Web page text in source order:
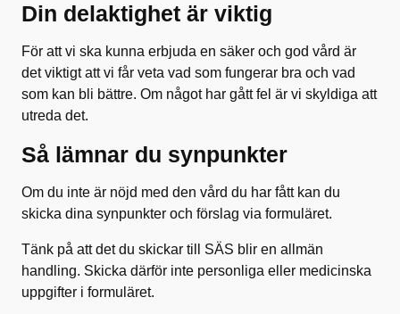
Din delaktighet är viktig
För att vi ska kunna erbjuda en säker och god vård är
det viktigt att vi får veta vad som fungerar bra och vad
som kan bli bättre. Om något har gått fel är vi skyldiga att
utreda det.
Så lämnar du synpunkter
Om du inte är nöjd med den vård du har fått kan du
skicka dina synpunkter och förslag via formuläret.
Tänk på att det du skickar till SÄS blir en allmän
handling. Skicka därför inte personliga eller medicinska
uppgifter i formuläret.